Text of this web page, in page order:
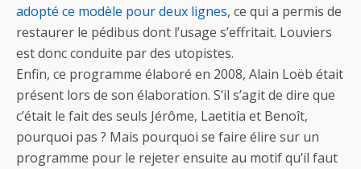
adopté ce modèle pour deux lignes, ce qui a permis de
restaurer le pédibus dont l’usage s’effritait. Louviers
est donc conduite par des utopistes.
Enfin, ce programme élaboré en 2008, Alain Loëb était
présent lors de son élaboration. S’il s’agit de dire que
c’était le fait des seuls Jérôme, Laetitia et Benoît,
pourquoi pas ? Mais pourquoi se faire élire sur un
programme pour le rejeter ensuite au motif qu’il faut